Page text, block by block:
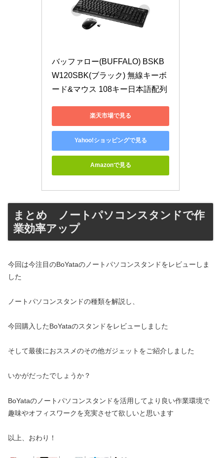
バッファロー(BUFFALO) BSKB
W120SBK(ブラック) 無線キーボ
ード&マウス 108キー日本語配列
楽天市場で見る
Yahoo!ショッピングで見る
Amazonで見る
まとめ ノートパソコンスタンドで作
業効率アップ
今回は今注目のBoYataのノートパソコンスタンドをレビューしま
した
ノートパソコンスタンドの種類を解説し、
今回購入したBoYataのスタンドをレビューしました
そして最後におススメのその他ガジェットをご紹介しました
いかがだったでしょうか？
BoYataのノートパソコンスタンドを活用してより良い作業環境で
趣味やオフィスワークを充実させて欲しいと思います
以上、おわり！